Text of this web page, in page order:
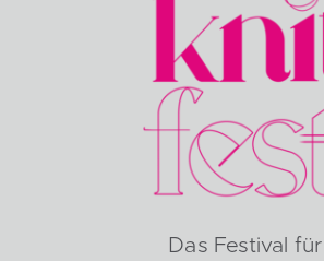
Das Festival für